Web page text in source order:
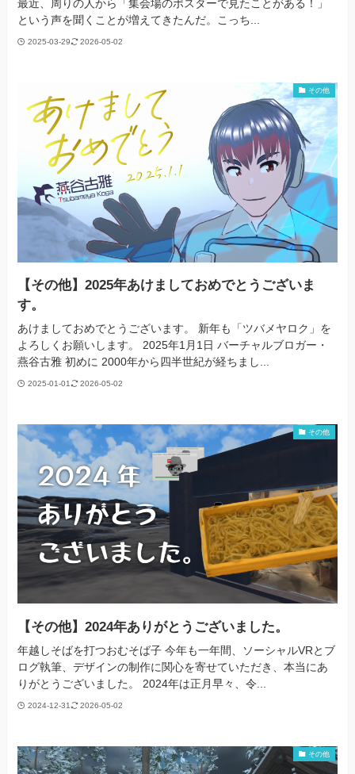
最近、周りの人から「集会場のポスターで見たことがある！」
という声を聞くことが増えてきたんだ。こっち...
2025-03-29 2026-05-02
その他
【その他】2025年あけましておめでとうございま
す。
あけましておめでとうございます。 新年も「ツバメヤロク」を
よろしくお願いします。 2025年1月1日 バーチャルブロガー・
燕谷古雅 初めに 2000年から四半世紀が経ちまし...
2025-01-01 2026-05-02
その他
【その他】2024年ありがとうございました。
年越しそばを打つおむそば子 今年も一年間、ソーシャルVRとブ
ログ執筆、デザインの制作に関心を寄せていただき、本当にあ
りがとうございました。 2024年は正月早々、令...
2024-12-31 2026-05-02
その他